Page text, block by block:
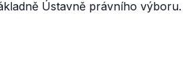
Ústavně právního výboru.